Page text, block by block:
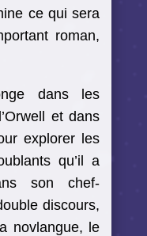
ce qui sera
roman,
dans les
et dans
explorer les
qu’il a
son chef-
discours,
novlangue, le